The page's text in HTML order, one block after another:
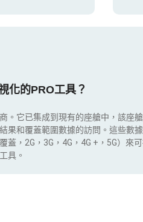
化的PRO工具？
。它已集成到現有的座艙中，該座
果和覆蓋範圍數據的訪問。這些數
蓋，2G，3G，4G，4G +，5G）來
具。